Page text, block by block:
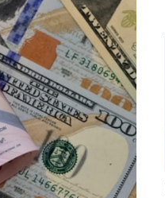
başladı. Dolar
48,63 lirada
son durum....